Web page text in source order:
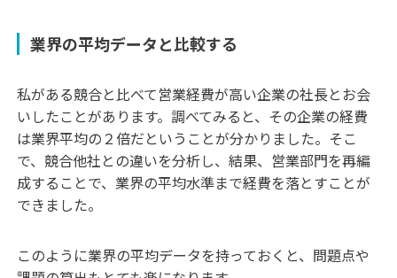
業界の平均データと比較する
私がある競合と比べて営業経費が高い企業の社長とお会
いしたことがあります。調べてみると、その企業の経費
は業界平均の２倍だということが分かりました。そこ
で、競合他社との違いを分析し、結果、営業部門を再編
成することで、業界の平均水準まで経費を落とすことが
できました。
このように業界の平均データを持っておくと、問題点や